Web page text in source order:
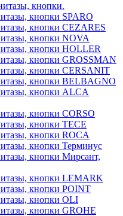
кнопки.
кнопки SPARO
кнопки CEZARES
кнопки NOVA
кнопки HOLLER
кнопки GROSSMAN
кнопки CERSANIT
кнопки BELBAGNO
кнопки ALCA
кнопки CORSO
кнопки TECE
кнопки ROCA
кнопки Терминус
кнопки Мирсант,
кнопки LEMARK
кнопки POINT
кнопки OLI
кнопки GROHE